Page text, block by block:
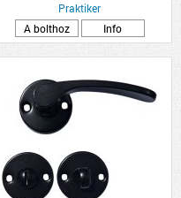
Praktiker
A bolthoz
Info